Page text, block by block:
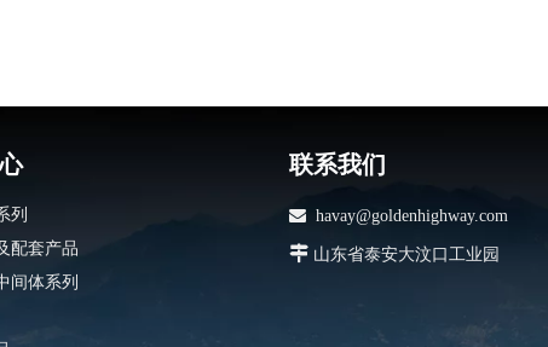
列
配套产品
间体系列
联系我们
 havay@goldenhighway.com
 山东省泰安大汶口工业园